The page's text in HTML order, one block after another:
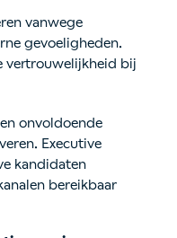
vanwege
gevoeligheden.
vertrouwelijkheid bij
onvoldoende
Executive
kandidaten
bereikbaar